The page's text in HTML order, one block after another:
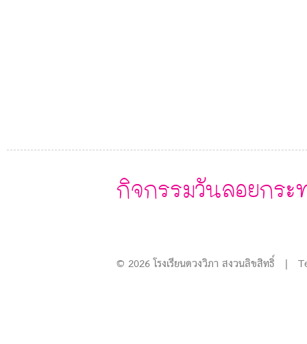
กิจกรรมวันลอยกระ
© 2026 โรงเรียนดวงวิภา สงวนลิขสิทธิ์ |